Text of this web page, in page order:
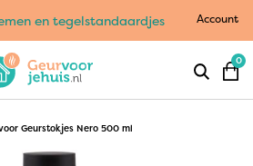
en tegelstandaardjes Account
0
Geurstokjes Nero 500 ml